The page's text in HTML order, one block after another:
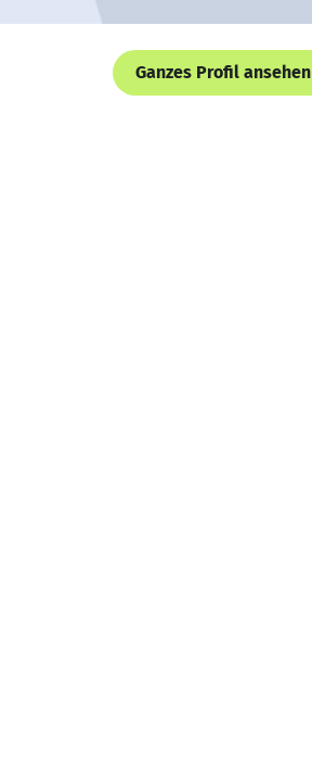
Ganzes Profil ansehen